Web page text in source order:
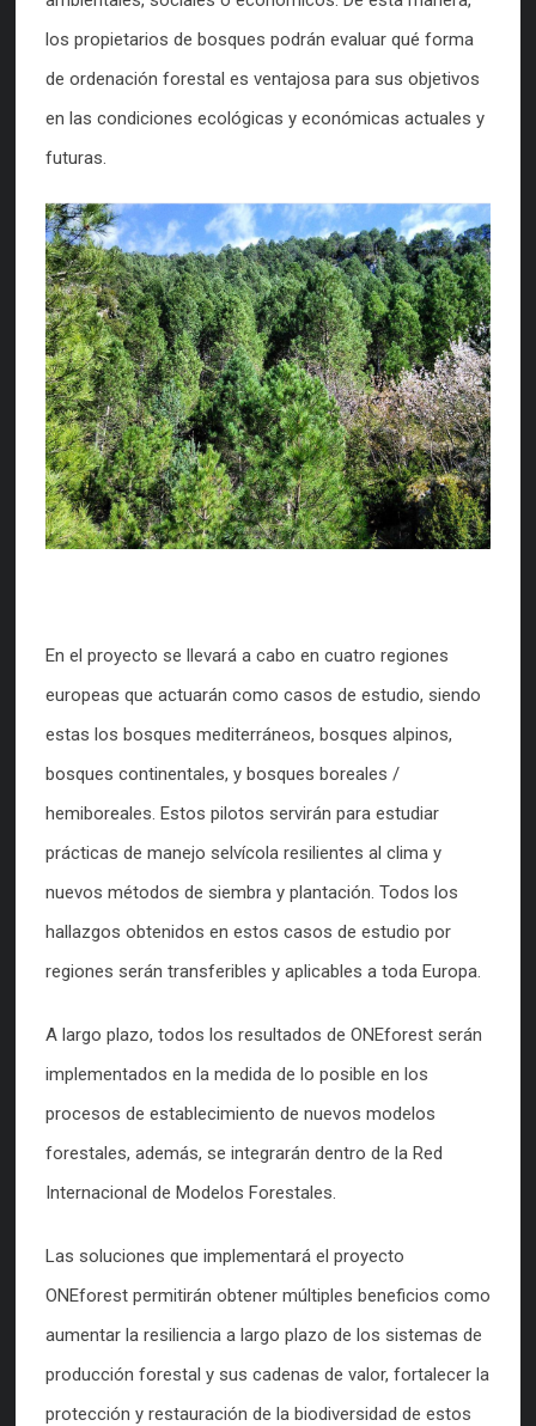
los propietarios de bosques podrán evaluar qué forma
de ordenación forestal es ventajosa para sus objetivos
en las condiciones ecológicas y económicas actuales y
futuras.
En el proyecto se llevará a cabo en cuatro regiones
europeas que actuarán como casos de estudio, siendo
estas los bosques mediterráneos, bosques alpinos,
bosques continentales, y bosques boreales /
hemiboreales. Estos pilotos servirán para estudiar
prácticas de manejo selvícola resilientes al clima y
nuevos métodos de siembra y plantación. Todos los
hallazgos obtenidos en estos casos de estudio por
regiones serán transferibles y aplicables a toda Europa.
A largo plazo, todos los resultados de ONEforest serán
implementados en la medida de lo posible en los
procesos de establecimiento de nuevos modelos
forestales, además, se integrarán dentro de la Red
Internacional de Modelos Forestales.
Las soluciones que implementará el proyecto
ONEforest permitirán obtener múltiples beneficios como
aumentar la resiliencia a largo plazo de los sistemas de
producción forestal y sus cadenas de valor, fortalecer la
protección y restauración de la biodiversidad de estos